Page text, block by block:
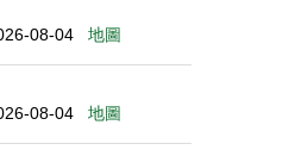
08-04 地圖
08-04 地圖